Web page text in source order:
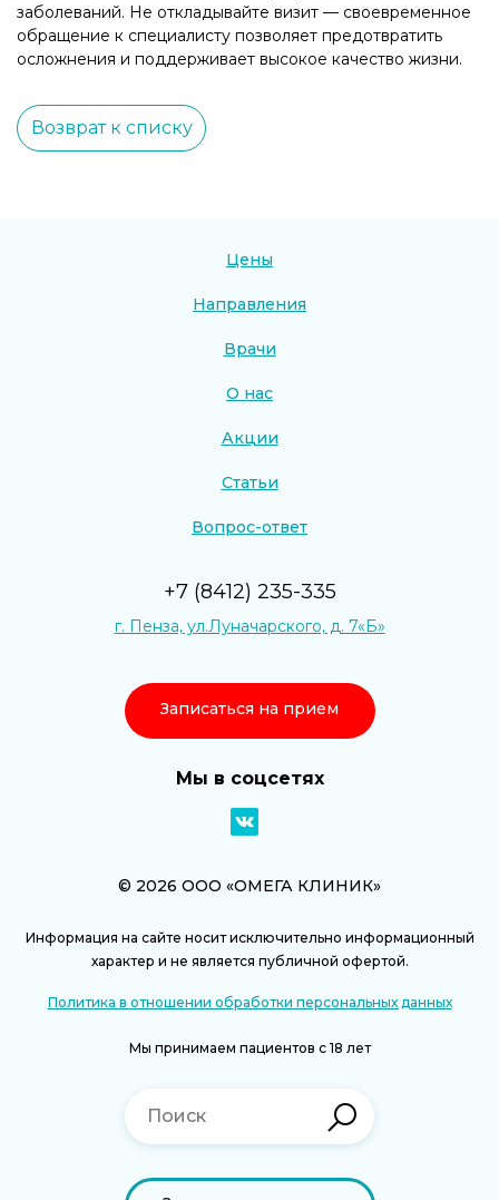
заболеваний. Не откладывайте визит — своевременное
обращение к специалисту позволяет предотвратить
осложнения и поддерживает высокое качество жизни.
Возврат к списку
© 2026 ООО «ОМЕГА КЛИНИК»
Информация на сайте носит исключительно информационный
характер и не является публичной офертой.
Политика в отношении обработки персональных данных
Мы принимаем пациентов с 18 лет
+7 (8412) 235-335
г. Пенза, ул.Луначарского, д. 7«Б»
Записаться на прием
Цены
Направления
Врачи
О нас
Акции
Статьи
Вопрос-ответ
Мы в соцсетях